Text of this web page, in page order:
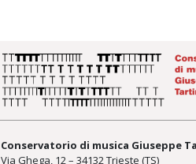
Conservatorio di musica Giuseppe
Via Ghega, 12 – 34132 Trieste (TS)